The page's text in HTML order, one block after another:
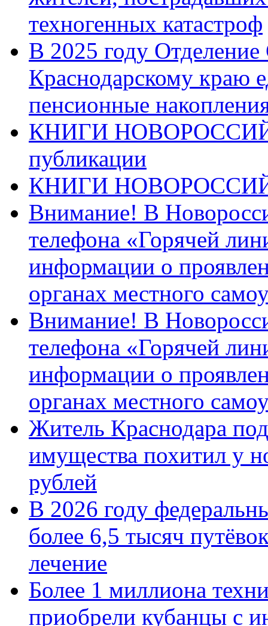
техногенных катастроф
В 2025 году
Краснодарскому краю
пенсионные
КНИГИ
публикации
КНИГИ
Внимание! В
телефона «Горячей
информации о
органах местного
Внимание! В
телефона «Горячей
информации о
органах местного
Житель Краснодара
имущества похитил у
рублей
В 2026 году
более 6,5 тысяч
лечение
Более 1 миллиона
приобрели кубанцы с